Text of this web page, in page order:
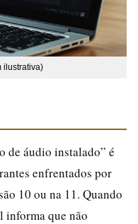
ilustrativa)
de áudio instalado” é
enfrentados por
10 ou na 11. Quando
informa que não